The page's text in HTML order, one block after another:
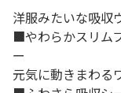
洋服みたいな吸収
■やわらかスリム
ー
元気に動きまわる